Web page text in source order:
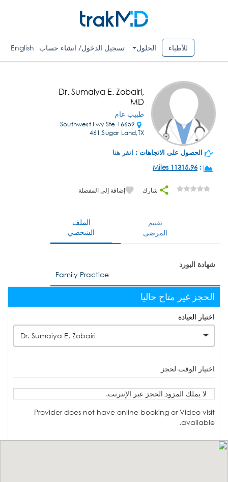
للأطباء الحلول تسجيل الدخول/ انشاء حساب English
Dr. Sumaiya E. Zobairi,
MD
طبيب عام
16659 Southwest Fwy Ste
461,Sugar Land,TX
الحصول على الاتجاهات : انقر هنا
:
11315.96 Miles
شارك إضافة إلى المفضلة
الملف
الشخصي
تقييم
المرضى
شهادة البورد
Family Practice
الحجز غير متاح حاليا
اختيار العيادة
Dr. Sumaiya E. Zobairi
اختيار الوقت لحجز
لا يملك المزود الحجز عبر الإنترنت.
Provider does not have online booking or Video visit
available.